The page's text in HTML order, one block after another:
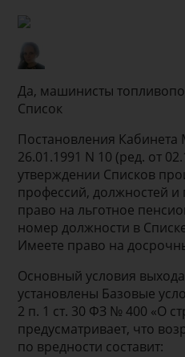
Да, машинисты
Список
Постановления
26.01.1991 N 10 (ред. от
утверждении Списков
профессий, должностей
право на льготное
номер должности в
Имеете право на
Основный условия
установлены Базовые
2 п. 1 ст. 30 ФЗ № 400 «О
предусматривает, что
по вредности составит: